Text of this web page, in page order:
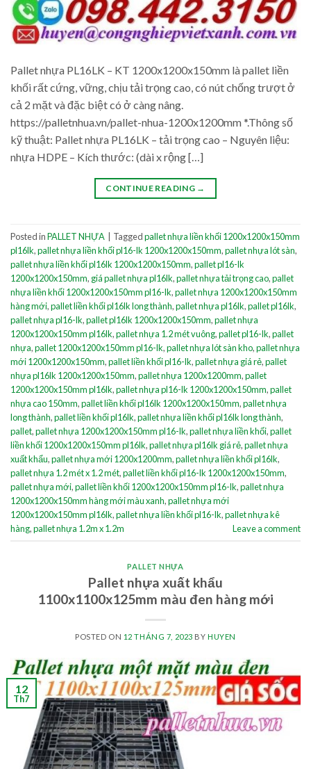
Pallet nhựa PL16LK – KT 1200x1200x150mm là pallet liền
khối rất cứng, vững, chịu tải trọng cao, có nút chống trượt ở
cả 2 mặt và đặc biệt có ở càng nâng.
https://palletnhua.vn/pallet-nhua-1200x1200mm *.Thông số
kỹ thuật: Pallet nhựa PL16LK – tải trọng cao – Nguyên liệu:
nhựa HDPE – Kích thước: (dài x rộng […]
CONTINUE READING →
Posted inPALLET NHỰA | Taggedpallet nhựa liền khối 1200x1200x150mm
pl16lk,pallet nhựa liền khối pl16-lk 1200x1200x150mm,pallet nhựa lót sàn,
pallet nhựa liền khối pl16lk 1200x1200x150mm,pallet pl16-lk
1200x1200x150mm, giá pallet nhựa pl16lk,pallet nhựa tải trọng cao,pallet
nhựa liền khối 1200x1200x150mm pl16-lk,pallet nhựa 1200x1200x150mm
hàng mới,pallet liền khối pl16lk long thành,pallet nhựa pl16lk,pallet pl16lk,
pallet nhựa pl16-lk,pallet pl16lk 1200x1200x150mm,pallet nhựa
1200x1200x150mm pl16lk,pallet nhựa 1.2 mét vuông,pallet pl16-lk,pallet
nhựa,pallet 1200x1200x150mm pl16-lk,pallet nhựa lót sàn kho,pallet nhựa
mới 1200x1200x150mm,pallet liền khối pl16-lk,pallet nhựa giá rẻ,pallet
nhựa pl16lk 1200x1200x150mm,pallet nhựa 1200x1200mm,pallet
1200x1200x150mm pl16lk,pallet nhựa pl16-lk 1200x1200x150mm,pallet
nhựa cao 150mm,pallet liền khối pl16lk 1200x1200x150mm,pallet nhựa
long thành,pallet liền khối pl16lk,pallet nhựa liền khối pl16lk long thành,
pallet,pallet nhựa 1200x1200x150mm pl16-lk,pallet nhựa liền khối,pallet
liền khối 1200x1200x150mm pl16lk,pallet nhựa pl16lk giá rẻ,pallet nhựa
xuất khẩu,pallet nhựa mới 1200x1200mm,pallet nhựa liền khối pl16lk,
pallet nhựa 1.2 mét x 1.2 mét,pallet liền khối pl16-lk 1200x1200x150mm,
pallet nhựa mới,pallet liền khối 1200x1200x150mm pl16-lk,pallet nhựa
1200x1200x150mm hàng mới màu xanh,pallet nhựa mới
1200x1200x150mm pl16lk,pallet nhựa liền khối pl16-lk,pallet nhựa kê
hàng,pallet nhựa 1.2m x 1.2m Leave a comment
PALLET NHỰA
Pallet nhựa xuất khẩu
1100x1100x125mm màu đen hàng mới
POSTED ON 12 THÁNG 7, 2023 BY HUYEN
12
Th7